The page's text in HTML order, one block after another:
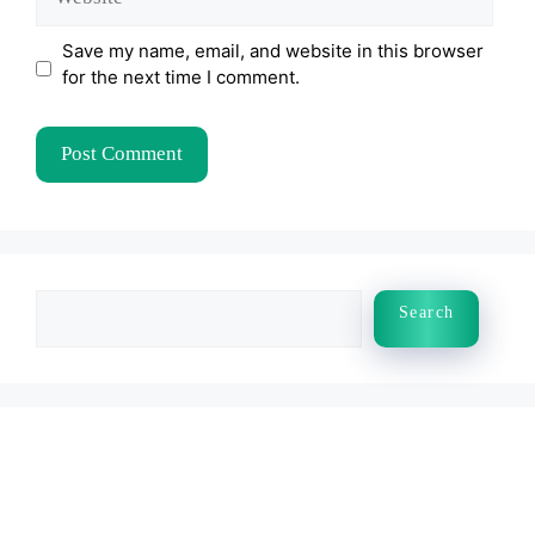
Save my name, email, and website in this browser
for the next time I comment.
Search